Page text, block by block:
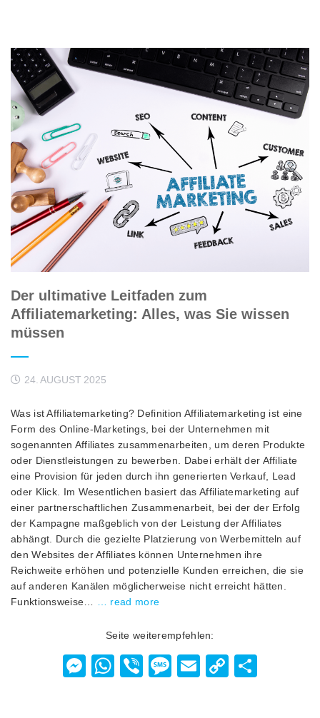
Der ultimative Leitfaden zum
Affiliatemarketing: Alles, was Sie wissen
müssen
24. AUGUST 2025
Was ist Affiliatemarketing? Definition Affiliatemarketing ist eine
Form des Online-Marketings, bei der Unternehmen mit
sogenannten Affiliates zusammenarbeiten, um deren Produkte
oder Dienstleistungen zu bewerben. Dabei erhält der Affiliate
eine Provision für jeden durch ihn generierten Verkauf, Lead
oder Klick. Im Wesentlichen basiert das Affiliatemarketing auf
einer partnerschaftlichen Zusammenarbeit, bei der der Erfolg
der Kampagne maßgeblich von der Leistung der Affiliates
abhängt. Durch die gezielte Platzierung von Werbemitteln auf
den Websites der Affiliates können Unternehmen ihre
Reichweite erhöhen und potenzielle Kunden erreichen, die sie
auf anderen Kanälen möglicherweise nicht erreicht hätten.
Funktionsweise…
… read more
Seite weiterempfehlen:
Messenger
WhatsApp
ViberMessage
EmailCopy